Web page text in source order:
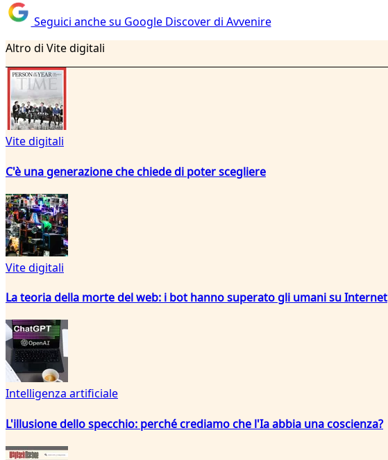
Seguici anche su Google Discover di Avvenire
Altro di Vite digitali
Vite digitali
C'è una generazione che chiede di poter scegliere
Vite digitali
La teoria della morte del web: i bot hanno superato gli umani su Internet
Intelligenza artificiale
L'illusione dello specchio: perché crediamo che l'Ia abbia una coscienza?